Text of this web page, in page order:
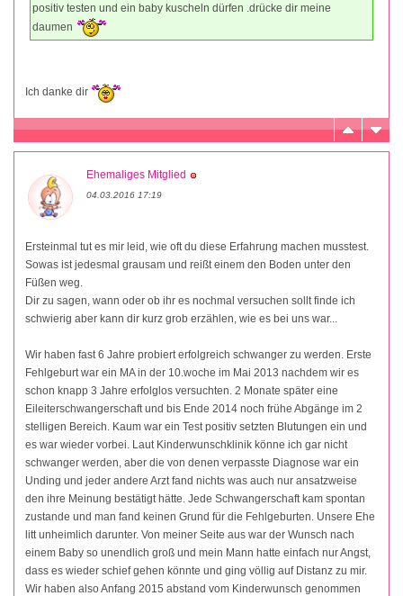
positiv testen und ein baby kuscheln dürfen .drücke dir meine
daumen
Ich danke dir
Ehemaliges Mitglied
04.03.2016 17:19
Ersteinmal tut es mir leid, wie oft du diese Erfahrung machen musstest.
Sowas ist jedesmal grausam und reißt einem den Boden unter den
Füßen weg.
Dir zu sagen, wann oder ob ihr es nochmal versuchen sollt finde ich
schwierig aber kann dir kurz grob erzählen, wie es bei uns war...
Wir haben fast 6 Jahre probiert erfolgreich schwanger zu werden. Erste
Fehlgeburt war ein MA in der 10.woche im Mai 2013 nachdem wir es
schon knapp 3 Jahre erfolglos versuchten. 2 Monate später eine
Eileiterschwangerschaft und bis Ende 2014 noch frühe Abgänge im 2
stelligen Bereich. Kaum war ein Test positiv setzten Blutungen ein und
es war wieder vorbei. Laut Kinderwunschklinik könne ich gar nicht
schwanger werden, aber die von denen verpasste Diagnose war ein
Unding und jeder andere Arzt fand nichts was auch nur ansatzweise
den ihre Meinung bestätigt hätte. Jede Schwangerschaft kam spontan
zustande und man fand keinen Grund für die Fehlgeburten. Unsere Ehe
litt unheimlich darunter. Von meiner Seite aus war der Wunsch nach
einem Baby so unendlich groß und mein Mann hatte einfach nur Angst,
dass es wieder schief gehen könnte und ging völlig auf Distanz zu mir.
Wir haben also Anfang 2015 abstand vom Kinderwunsch genommen